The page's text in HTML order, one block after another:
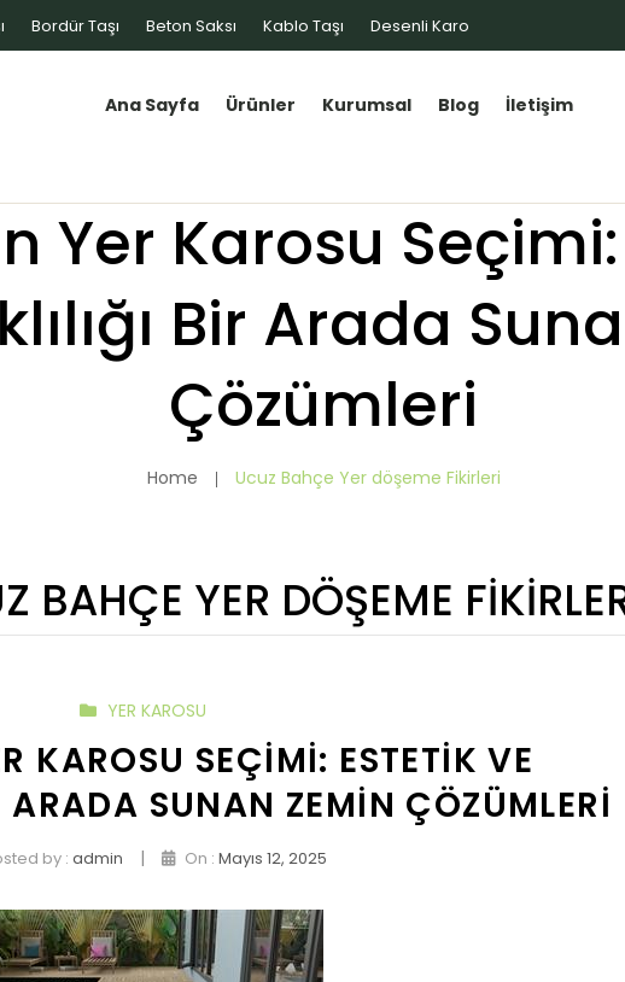
Bordür Taşı Beton Saksı Kablo Taşı Desenli Karo
Ana Sayfa Ürünler Kurumsal Blog İletişim
Yer Karosu
Bir Arada
Çözümleri
Home Ucuz Bahçe Yer döşeme Fikirleri
BAHÇE YER DÖŞEME
YER KAROSU
KAROSU SEÇIMI: ESTETIK VE
SUNAN ZEMIN ÇÖZÜMLERI
by : admin | On : Mayıs 12, 2025